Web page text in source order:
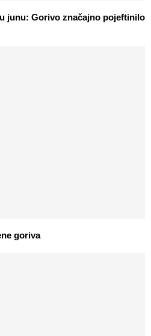
junu: Gorivo značajno pojeftinilo
goriva